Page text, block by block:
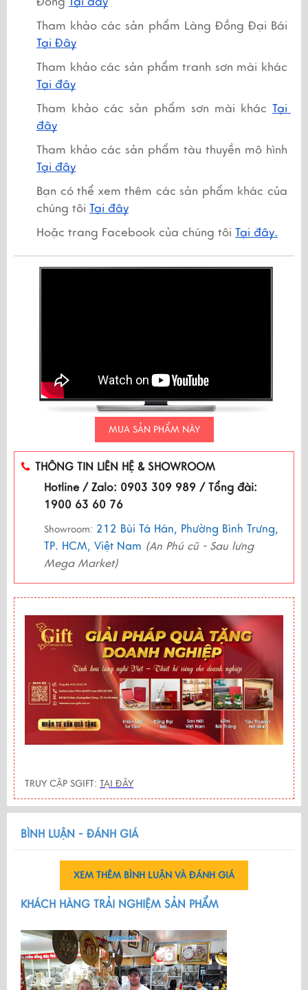
Tại Đây
Tại đây
Tham khảo các sản phẩm sơn mài khác Tại
đây
Tham khảo các sản phẩm tàu thuyền mô hình
Tại đây
Bạn có thể xem thêm các sản phẩm khác của
chúng tôi Tại đây
Hoặc trang Facebook của chúng tôi Tại đây.
MUA SẢN PHẨM NÀY
THÔNG TIN LIÊN HỆ & SHOWROOM
Hotline / Zalo: 0903 309 989 / Tổng đài:
1900 63 60 76
Showroom: 212 Bùi Tá Hán, Phường Bình Trưng,
TP. HCM, Việt Nam (An Phú cũ - Sau lưng
Mega Market)
TRUY CẬP SGIFT: TẠI ĐÂY
BÌNH LUẬN - ĐÁNH GIÁ
XEM THÊM BÌNH LUẬN VÀ ĐÁNH GIÁ
KHÁCH HÀNG TRẢI NGHIỆM SẢN PHẨM